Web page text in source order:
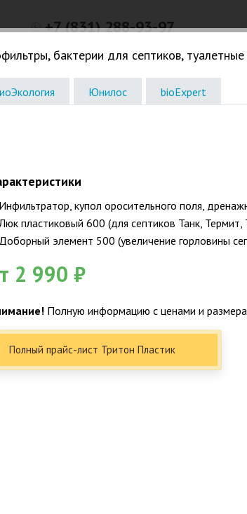
+7 (831) 288-93-97
Жироловки. КНС. Дачное
бактерии для септиков,
Юнилос bioExpert
купол оросительного поля,
пластиковый 600 (для септиков Танк, Термит,
элемент 500 (увеличение горловины
2 990 ₽
Полную информацию с ценами и
Полный прайс-лист Тритон Пластик